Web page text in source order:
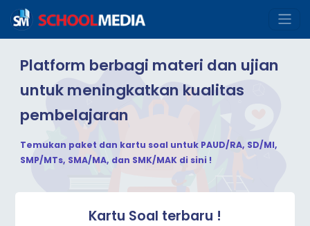
Platform berbagi materi dan ujian
untuk meningkatkan kualitas
pembelajaran
Temukan paket dan kartu soal untuk PAUD/RA, SD/MI,
SMP/MTs, SMA/MA, dan SMK/MAK di sini !
Kartu Soal terbaru !